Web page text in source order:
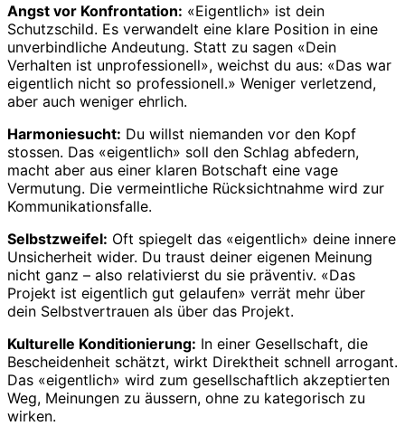
Angst vor Konfrontation: «Eigentlich» ist dein
Schutzschild. Es verwandelt eine klare Position in eine
unverbindliche Andeutung. Statt zu sagen «Dein
Verhalten ist unprofessionell», weichst du aus: «Das war
eigentlich nicht so professionell.» Weniger verletzend,
aber auch weniger ehrlich.
Harmoniesucht: Du willst niemanden vor den Kopf
stossen. Das «eigentlich» soll den Schlag abfedern,
macht aber aus einer klaren Botschaft eine vage
Vermutung. Die vermeintliche Rücksichtnahme wird zur
Kommunikationsfalle.
Selbstzweifel: Oft spiegelt das «eigentlich» deine innere
Unsicherheit wider. Du traust deiner eigenen Meinung
nicht ganz – also relativierst du sie präventiv. «Das
Projekt ist eigentlich gut gelaufen» verrät mehr über
dein Selbstvertrauen als über das Projekt.
Kulturelle Konditionierung: In einer Gesellschaft, die
Bescheidenheit schätzt, wirkt Direktheit schnell arrogant.
Das «eigentlich» wird zum gesellschaftlich akzeptierten
Weg, Meinungen zu äussern, ohne zu kategorisch zu
wirken.